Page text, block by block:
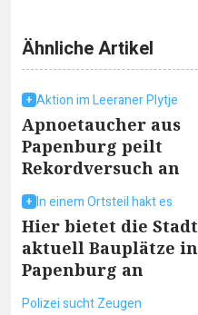
Ähnliche Artikel
Aktion im Leeraner Plytje
Apnoetaucher aus
Papenburg peilt
Rekordversuch an
In einem Ortsteil hakt es
Hier bietet die Stadt
aktuell Bauplätze in
Papenburg an
Polizei sucht Zeugen